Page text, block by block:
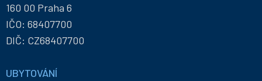
160 00 Praha 6
IČO: 68407700
DIČ: CZ68407700
UBYTOVÁNÍ